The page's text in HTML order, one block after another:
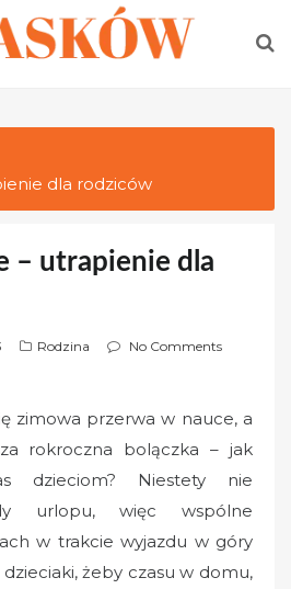
dla rodziców
– utrapienie dla
Rodzina No Comments
zimowa przerwa w nauce, a
rokroczna bolączka – jak
dzieciom? Niestety nie
urlopu, więc wspólne
w trakcie wyjazdu w góry
żeby czasu w domu,